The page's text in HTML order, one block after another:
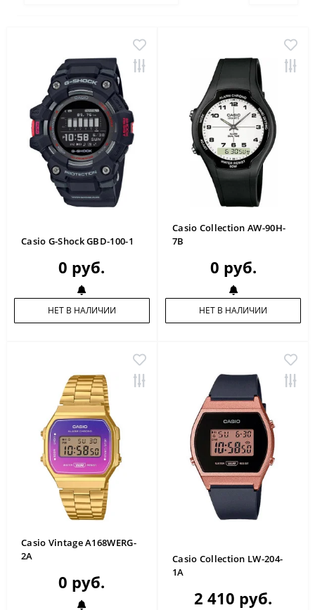
Casio G-Shock GBD-100-1
0 руб.
НЕТ В НАЛИЧИИ
Casio Collection AW-90H-
7B
0 руб.
НЕТ В НАЛИЧИИ
Casio Vintage A168WERG-
2A
0 руб.
Casio Collection LW-204-
1A
2 410 руб.